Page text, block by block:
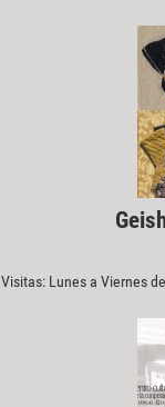
Visitas: Lunes a Viernes